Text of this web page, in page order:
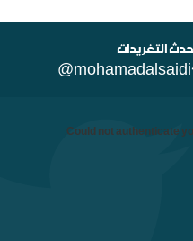
التغريدات
Could not authenticate
السلفية من الانفصاليين في اليمن